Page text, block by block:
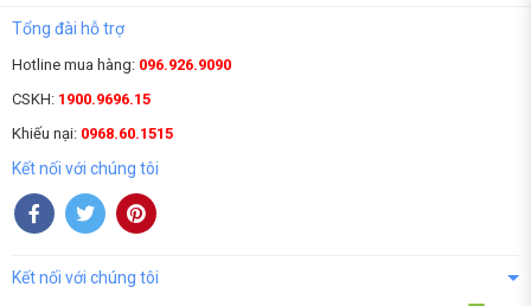
Tổng đài hỗ trợ
Hotline mua hàng: 096.926.9090
CSKH: 1900.9696.15
Khiếu nại: 0968.60.1515
Kết nối với chúng tôi
Kết nối với chúng tôi